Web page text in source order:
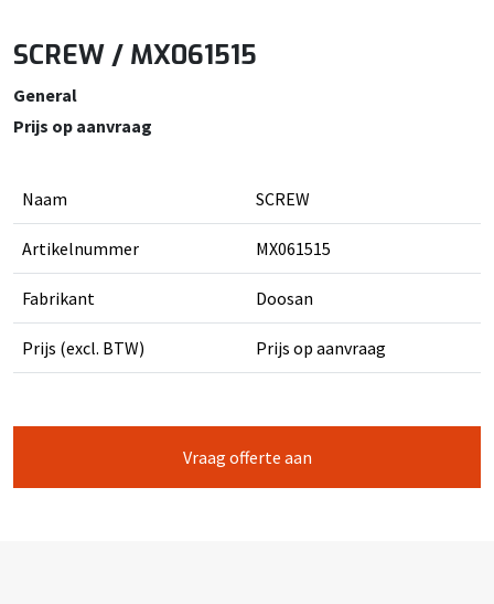
SCREW / MX061515
General
Prijs op aanvraag
Naam SCREW
Artikelnummer MX061515
Fabrikant Doosan
Prijs (excl. BTW) Prijs op aanvraag
Vraag offerte aan